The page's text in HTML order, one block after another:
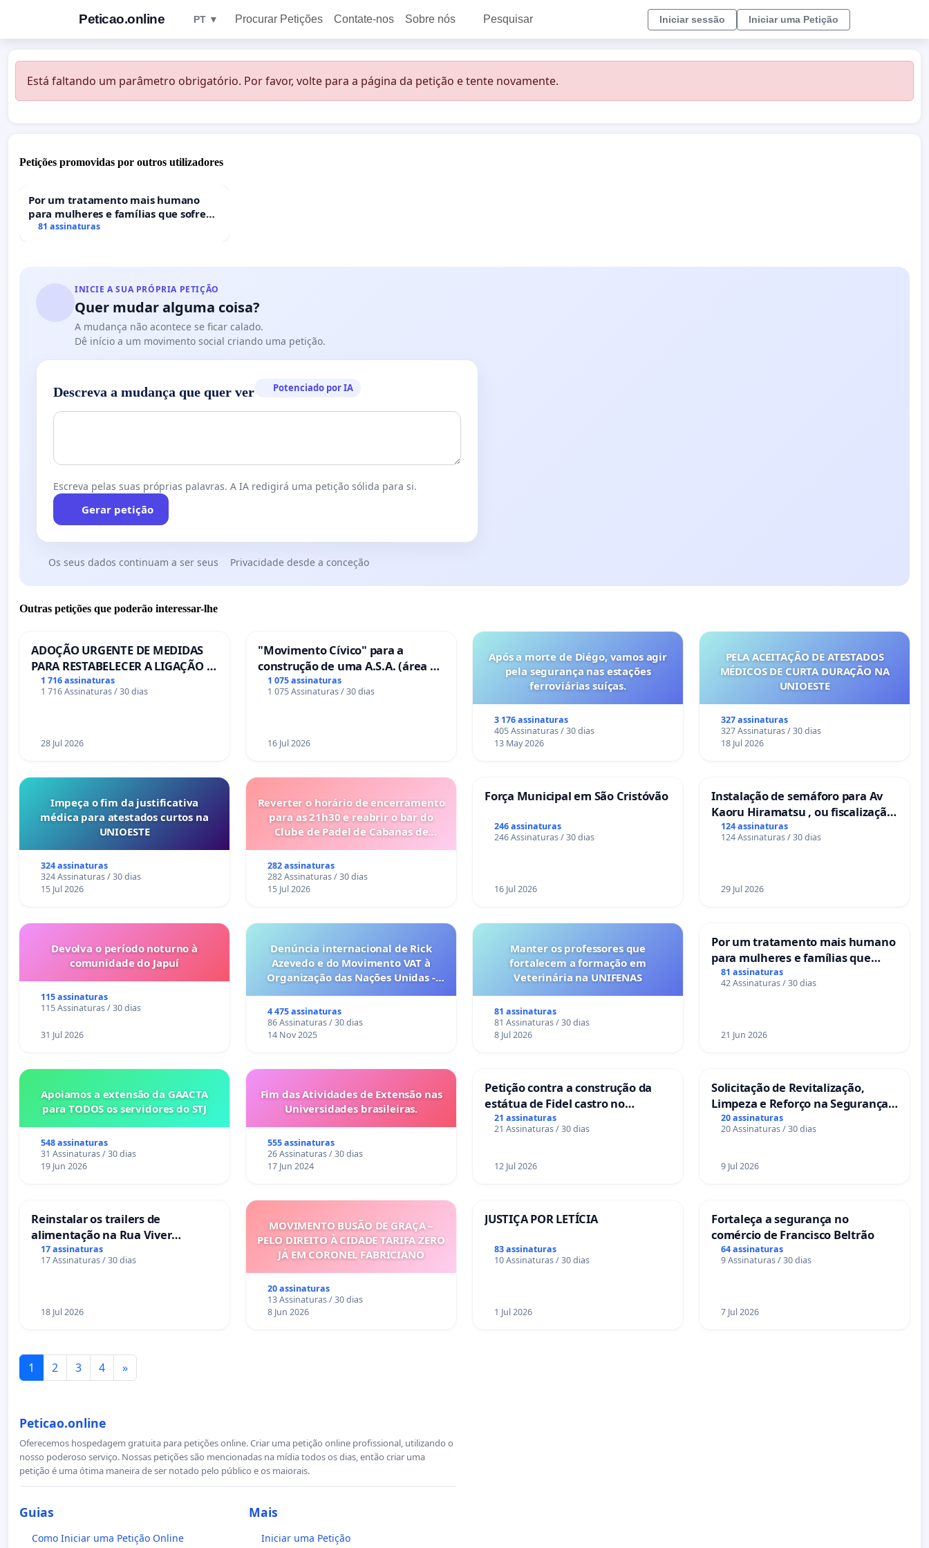
Peticao.online PT ▼ Procurar Petições Contate-nos Sobre nós Pesquisar Iniciar sessão Iniciar uma Petição
Está faltando um parâmetro obrigatório. Por favor, volte para a página da petição e tente novamente.
Petições promovidas por outros utilizadores
Por um tratamento mais humano
para mulheres e famílias que sofrem
uma perda gestacional nos hospitais
81 assinaturas
INICIE A SUA PRÓPRIA PETIÇÃO
Quer mudar alguma coisa?
A mudança não acontece se ficar calado.
Dê início a um movimento social criando uma petição.
Descreva a mudança que quer ver Potenciado por IA
Escreva pelas suas próprias palavras. A IA redigirá uma petição sólida para si.
Gerar petição
Os seus dados continuam a ser seus Privacidade desde a conceção
Outras petições que poderão interessar-lhe
ADOÇÃO URGENTE DE MEDIDAS
PARA RESTABELECER A LIGAÇÃO -
PONTE RS-129
1 716 assinaturas
1 716 Assinaturas / 30 dias
28 Jul 2026
"Movimento Cívico" para a
construção de uma A.S.A. (área de
serviços para autocaravanas) em
Coimbra
1 075 assinaturas
1 075 Assinaturas / 30 dias
16 Jul 2026
Após a morte de Diégo, vamos agir
pela segurança nas estações
ferroviárias suíças.
3 176 assinaturas
405 Assinaturas / 30 dias
13 May 2026
PELA ACEITAÇÃO DE ATESTADOS
MÉDICOS DE CURTA DURAÇÃO NA
UNIOESTE
327 assinaturas
327 Assinaturas / 30 dias
18 Jul 2026
Impeça o fim da justificativa
médica para atestados curtos na
UNIOESTE
324 assinaturas
324 Assinaturas / 30 dias
15 Jul 2026
Reverter o horário de encerramento
para as 21h30 e reabrir o bar do
Clube de Padel de Cabanas de
282 assinaturas
282 Assinaturas / 30 dias
15 Jul 2026
Força Municipal em São Cristóvão
246 assinaturas
246 Assinaturas / 30 dias
16 Jul 2026
Instalação de semáforo para Av
Kaoru Hiramatsu , ou fiscalização
Eletrônica
124 assinaturas
124 Assinaturas / 30 dias
29 Jul 2026
Devolva o período noturno à
comunidade do Japuí
115 assinaturas
115 Assinaturas / 30 dias
31 Jul 2026
Denúncia internacional de Rick
Azevedo e do Movimento VAT à
Organização das Nações Unidas -
6x1 enquanto o lobby empresarial
compra a omissão do Congresso.
4 475 assinaturas
86 Assinaturas / 30 dias
14 Nov 2025
Manter os professores que
fortalecem a formação em
Veterinária na UNIFENAS
81 assinaturas
81 Assinaturas / 30 dias
8 Jul 2026
Por um tratamento mais humano
para mulheres e famílias que
sofrem uma perda gestacional
nos hospitais portugueses
81 assinaturas
42 Assinaturas / 30 dias
21 Jun 2026
Apoiamos a extensão da GAACTA
para TODOS os servidores do STJ
548 assinaturas
31 Assinaturas / 30 dias
19 Jun 2026
Fim das Atividades de Extensão nas
Universidades brasileiras.
555 assinaturas
26 Assinaturas / 30 dias
17 Jun 2024
Petição contra a construção da
estátua de Fidel castro no
mirante do Caju
21 assinaturas
21 Assinaturas / 30 dias
12 Jul 2026
Solicitação de Revitalização,
Limpeza e Reforço na Segurança
das Praças da Rua Cachoeira das
Sete Ilhas
20 assinaturas
20 Assinaturas / 30 dias
9 Jul 2026
Reinstalar os trailers de
alimentação na Rua Viver
Salvador
17 assinaturas
17 Assinaturas / 30 dias
18 Jul 2026
MOVIMENTO BUSÃO DE GRAÇA –
PELO DIREITO À CIDADE TARIFA ZERO
JÁ EM CORONEL FABRICIANO
20 assinaturas
13 Assinaturas / 30 dias
8 Jun 2026
JUSTIÇA POR LETÍCIA
83 assinaturas
10 Assinaturas / 30 dias
1 Jul 2026
Fortaleça a segurança no
comércio de Francisco Beltrão
64 assinaturas
9 Assinaturas / 30 dias
7 Jul 2026
1 2 3 4 »
Peticao.online
Oferecemos hospedagem gratuita para petições online. Criar uma petição online profissional, utilizando o
nosso poderoso serviço. Nossas petições são mencionadas na mídia todos os dias, então criar uma
petição é uma ótima maneira de ser notado pelo público e os maiorais.
Guias
Como Iniciar uma Petição Online
Mais
Iniciar uma Petição